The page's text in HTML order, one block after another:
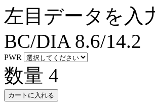
左目データを入
BC/DIA 8.6/14.2
PWR
数量 4
カートに入れる